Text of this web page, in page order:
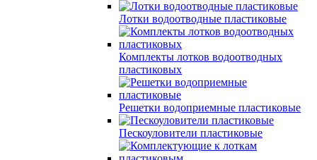
Лотки водоотводные пластиковые
Комплекты лотков водоотводных
пластиковых
Решетки водоприемные пластиковые
Пескоуловители пластиковые